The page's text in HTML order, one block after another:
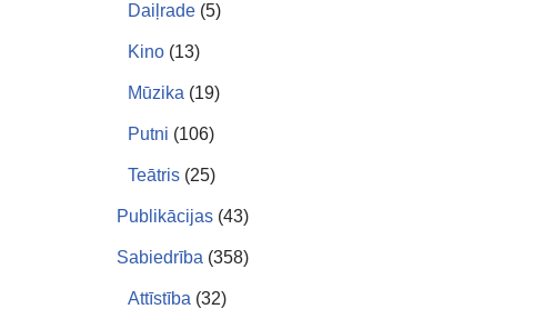
Daiļrade (5)
Kino (13)
Mūzika (19)
Putni (106)
Teātris (25)
Publikācijas (43)
Sabiedrība (358)
Attīstība (32)